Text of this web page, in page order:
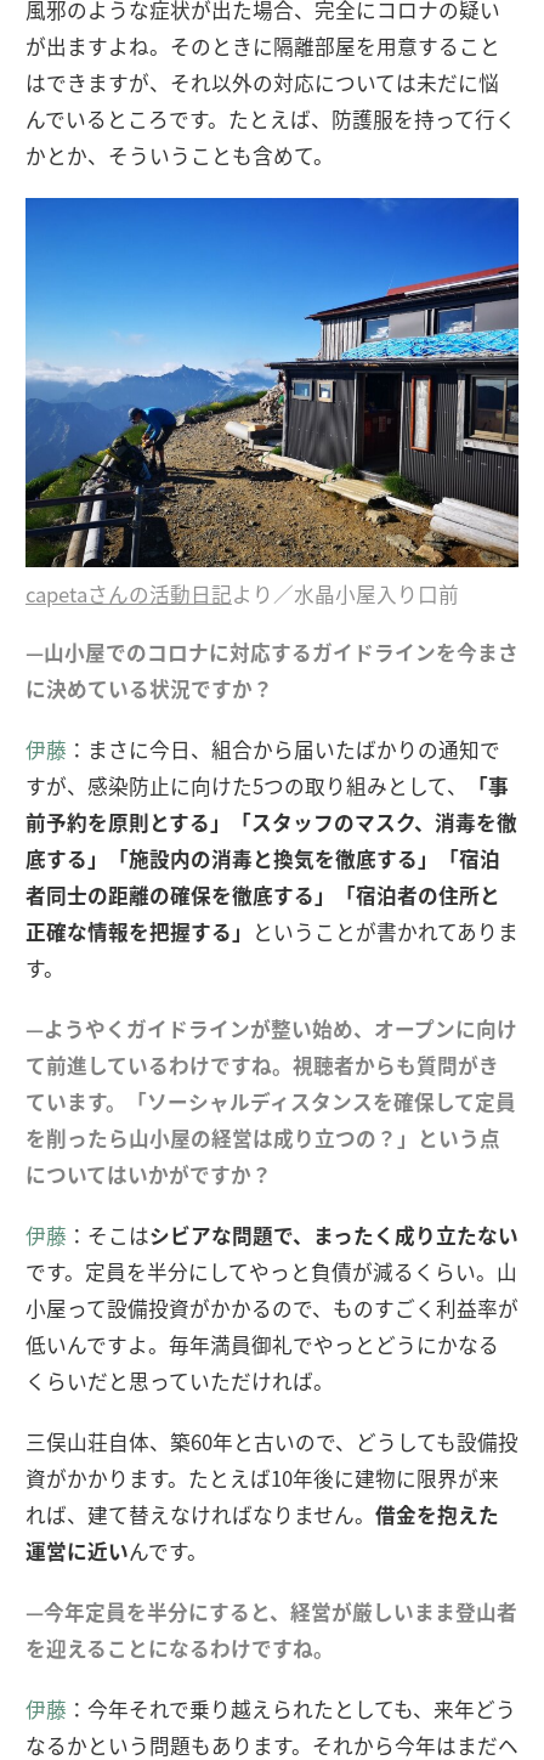
風邪のような症状が出た場合、完全にコロナの疑い
が出ますよね。そのときに隔離部屋を用意すること
はできますが、それ以外の対応については未だに悩
んでいるところです。たとえば、防護服を持って行く
かとか、そういうことも含めて。
capetaさんの活動日記より／水晶小屋入り口前
—山小屋でのコロナに対応するガイドラインを今まさ
に決めている状況ですか？
伊藤 ：まさに今日、組合から届いたばかりの通知で
すが、感染防止に向けた5つの取り組みとして、
「事
前予約を原則とする」「スタッフのマスク、消毒を徹
底する」「施設内の消毒と換気を徹底する」「宿泊
者同士の距離の確保を徹底する」「宿泊者の住所と
正確な情報を把握する」 ということが書かれてありま
す。
—ようやくガイドラインが整い始め、オープンに向け
て前進しているわけですね。視聴者からも質問がき
ています。
「ソーシャルディスタンスを確保して定員
を削ったら山小屋の経営は成り立つの？」 という点
についてはいかがですか？
伊藤 ：そこはシビアな問題で、まったく成り立たない
です。定員を半分にしてやっと負債が減るくらい。山
小屋って設備投資がかかるので、ものすごく利益率が
低いんですよ。毎年満員御礼でやっとどうにかなる
くらいだと思っていただければ。
三俣山荘自体、築60年と古いので、どうしても設備投
資がかかります。たとえば10年後に建物に限界が来
れば、建て替えなければなりません。 借金を抱えた
運営に近いんです。
—今年定員を半分にすると、経営が厳しいまま登山者
を迎えることになるわけですね。
伊藤 ：今年それで乗り越えられたとしても、来年どう
なるかという問題もあります。それから今年はまだヘ